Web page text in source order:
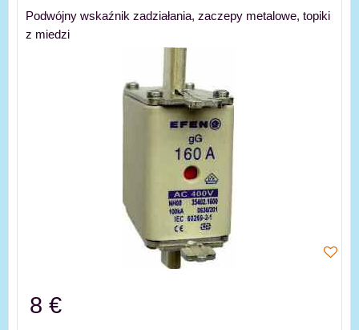
Podwójny wskaźnik zadziałania, zaczepy metalowe, topiki
z miedzi
8 €